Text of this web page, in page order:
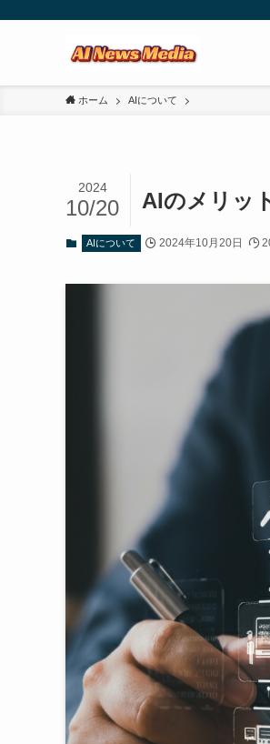
ホーム AIについて
AIのメリッ
2024
10/20
AIについて 2024年10月20日